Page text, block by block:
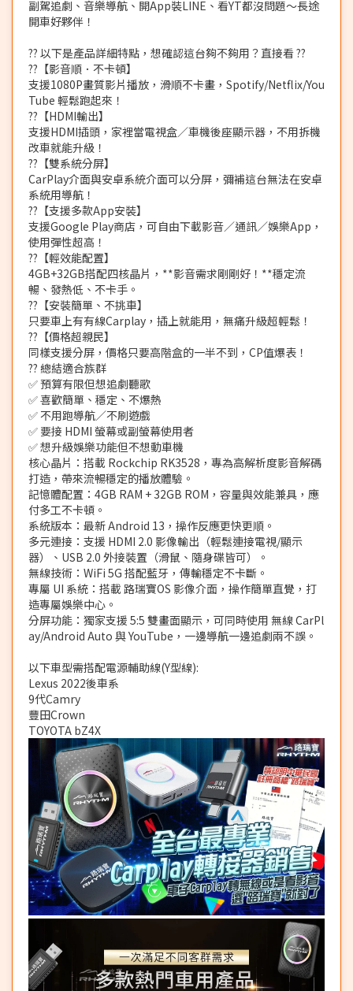
副駕追劇、音樂導航、開App裝LINE、看YT都沒問題～長途
開車好夥伴！
?? 以下是產品詳細特點，想確認這台夠不夠用？直接看 ??
??【影音順．不卡頓】
支援1080P畫質影片播放，滑順不卡畫，Spotify/Netflix/You
Tube 輕鬆跑起來！
??【HDMI輸出】
支援HDMI插頭，家裡當電視盒／車機後座顯示器，不用拆機
改車就能升級！
??【雙系統分屏】
CarPlay介面與安卓系統介面可以分屏，彌補這台無法在安卓
系統用導航！
??【支援多款App安裝】
支援Google Play商店，可自由下載影音／通訊／娛樂App，
使用彈性超高！
??【輕效能配置】
4GB+32GB搭配四核晶片，**影音需求剛剛好！**穩定流
暢、發熱低、不卡手。
??【安裝簡單、不挑車】
只要車上有有線Carplay，插上就能用，無痛升級超輕鬆！
??【價格超親民】
同樣支援分屏，價格只要高階盒的一半不到，CP值爆表！
?? 總結適合族群
✅ 預算有限但想追劇聽歌
✅ 喜歡簡單、穩定、不爆熱
✅ 不用跑導航／不刷遊戲
✅ 要接 HDMI 螢幕或副螢幕使用者
✅ 想升級娛樂功能但不想動車機
核心晶片：搭載 Rockchip RK3528，專為高解析度影音解碼
打造，帶來流暢穩定的播放體驗。
記憶體配置：4GB RAM + 32GB ROM，容量與效能兼具，應
付多工不卡頓。
系統版本：最新 Android 13，操作反應更快更順。
多元連接：支援 HDMI 2.0 影像輸出（輕鬆連接電視/顯示
器）、USB 2.0 外接裝置（滑鼠、隨身碟皆可）。
無線技術：WiFi 5G 搭配藍牙，傳輸穩定不卡斷。
專屬 UI 系統：搭載 路瑞寶OS 影像介面，操作簡單直覺，打
造專屬娛樂中心。
分屏功能：獨家支援 5:5 雙畫面顯示，可同時使用 無線 CarPl
ay/Android Auto 與 YouTube，一邊導航一邊追劇兩不誤。
以下車型需搭配電源輔助線(Y型線):
Lexus 2022後車系
9代Camry
豐田Crown
TOYOTA bZ4X